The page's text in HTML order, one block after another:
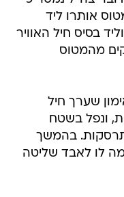
אותרו ליד
בסיס חיל האוויר
מהמטוס
שערך חיל
ונפל בשטח
בהמשך
לו לאבד שליטה